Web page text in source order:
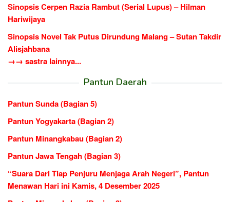
Sinopsis Cerpen Razia Rambut (Serial Lupus) – Hilman
Hariwijaya
Sinopsis Novel Tak Putus Dirundung Malang – Sutan Takdir
Alisjahbana
→→ sastra lainnya...
Pantun Daerah
Pantun Sunda (Bagian 5)
Pantun Yogyakarta (Bagian 2)
Pantun Minangkabau (Bagian 2)
Pantun Jawa Tengah (Bagian 3)
“Suara Dari Tiap Penjuru Menjaga Arah Negeri”, Pantun
Menawan Hari ini Kamis, 4 Desember 2025